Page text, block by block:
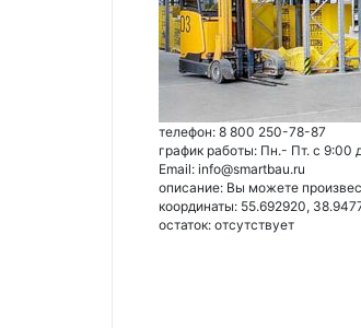
телефон: 8 800 250-78-87
график работы: Пн.- Пт. с 9:00
Email: info@smartbau.ru
описание: Вы можете
координаты: 55.692920,
остаток: отсутствует